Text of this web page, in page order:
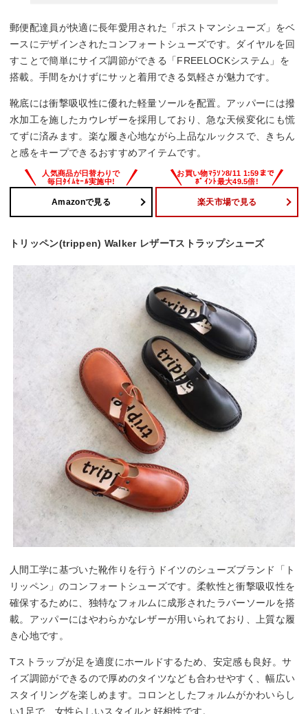
郵便配達員が快適に長年愛用された「ポストマンシューズ」をベ
ースにデザインされたコンフォートシューズです。ダイヤルを回
すことで簡単にサイズ調節ができる「FREELOCKシステム」を
搭載。手間をかけずにサッと着用できる気軽さが魅力です。
靴底には衝撃吸収性に優れた軽量ソールを配置。アッパーには撥
水加工を施したカウレザーを採用しており、急な天候変化にも慌
てずに済みます。楽な履き心地ながら上品なルックスで、きちん
と感をキープできるおすすめアイテムです。
Amazonで見る 楽天市場で見る
トリッペン(trippen) Walker レザーTストラップシューズ
人間工学に基づいた靴作りを行うドイツのシューズブランド「ト
リッペン」のコンフォートシューズです。柔軟性と衝撃吸収性を
確保するために、独特なフォルムに成形されたラバーソールを搭
載。アッパーにはやわらかなレザーが用いられており、上質な履
き心地です。
Tストラップが足を適度にホールドするため、安定感も良好。サ
イズ調節ができるので厚めのタイツなども合わせやすく、幅広い
スタイリングを楽しめます。コロンとしたフォルムがかわいらし
い1足で、女性らしいスタイルと好相性です。